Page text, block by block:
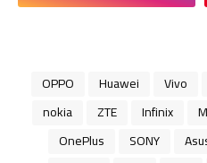
Vivo
Huawei
OPPO
Infinix
ZTE
nokia
SONY
OnePlus